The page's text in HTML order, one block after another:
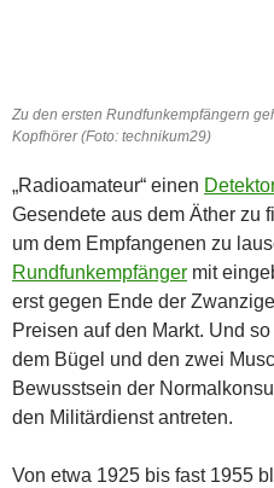
Zu den ersten Rundfunkempfängern
Kopfhörer (Foto: technikum29)
„Radioamateur“ einen
Gesendete aus dem Äther zu
um dem Empfangenen zu
Rundfunkempfänger mit
erst gegen Ende der
Preisen auf den Markt. Und
dem Bügel und den zwei
Bewusstsein der
den Militärdienst antreten.
Von etwa 1925 bis fast 1955